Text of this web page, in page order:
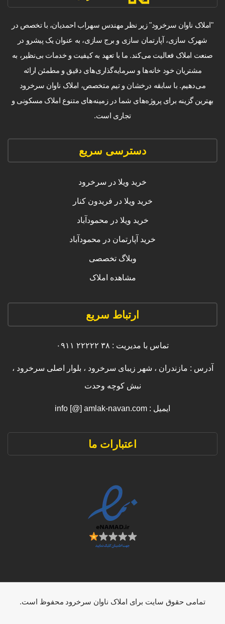
"املاک ناوان سرخرود" زیر نظر مهندس سهراب احمدیان، با تخصص در
شهرک سازی، آپارتمان سازی و برج سازی، به عنوان یک پیشرو در
صنعت املاک فعالیت می‌کند. ما با تعهد به کیفیت و خدمات بی‌نظیر، به
مشتریان خود خانه‌ها و سرمایه‌گذاری‌های دقیق و مطمئن ارائه
می‌دهیم. با سابقه درخشان و تیم متخصص، املاک ناوان سرخرود
بهترین گزینه برای پروژه‌های شما در زمینه‌های متنوع املاک مسکونی و
تجاری است.
دسترسی سریع
خرید ویلا در سرخرود
خرید ویلا در فریدون کنار
خرید ویلا در محمودآباد
خرید آپارتمان در محمودآباد
وبلاگ تخصصی
مشاهده املاک
ارتباط سریع
تماس با مدیریت : ۳۸ ۲۲۲۲۲ ۰۹۱۱
آدرس : مازندران ، شهر زیبای سرخرود ، بلوار اصلی سرخرود ،
نبش کوچه وحدت
ایمیل : info [@] amlak-navan.com
اعتبارات ما
تمامی حقوق سایت برای املاک ناوان سرخرود محفوظ است.